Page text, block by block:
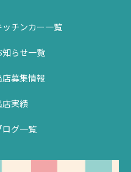
ッチンカー一覧
知らせ一覧
店募集情報
店実績
ログ一覧